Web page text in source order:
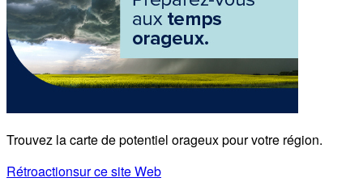
Trouvez la carte de potentiel orageux pour votre région.
Rétroactionsur ce site Web